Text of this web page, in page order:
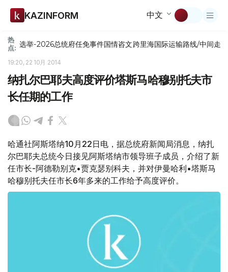
KAZINFORM 中文
热
点: 选举-2026总统府任免事件国情咨文跨里海国际运输路线/中间走廊
19:20, 22 10月 2014
纳扎尔巴耶夫高度评价塔斯马哈穆别托夫市
长任期的工作
哈通社阿斯塔纳10月22日电，据总统府新闻局消息，纳扎
尔巴耶夫总统今日接见阿斯塔纳市领导班子成员，介绍了新
任市长-阿德勒别克•贾克瑟别科夫，并对伊曼哈利•塔斯马
哈穆别托夫任市长6年多来的工作给予高度评价。